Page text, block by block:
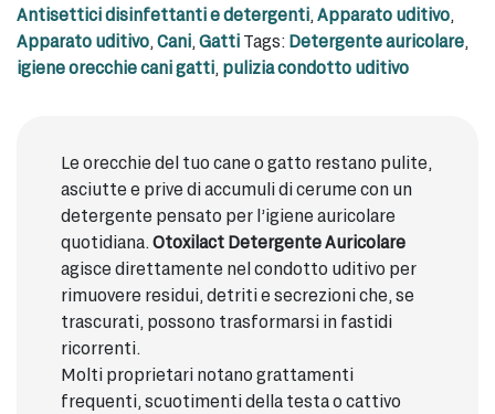
Antisettici disinfettanti e detergenti, Apparato uditivo,
Apparato uditivo, Cani, Gatti Tags: Detergente auricolare,
igiene orecchie cani gatti, pulizia condotto uditivo
Le orecchie del tuo cane o gatto restano pulite,
asciutte e prive di accumuli di cerume con un
detergente pensato per l’igiene auricolare
quotidiana. Otoxilact Detergente Auricolare
agisce direttamente nel condotto uditivo per
rimuovere residui, detriti e secrezioni che, se
trascurati, possono trasformarsi in fastidi
ricorrenti.
Molti proprietari notano grattamenti
frequenti, scuotimenti della testa o cattivo